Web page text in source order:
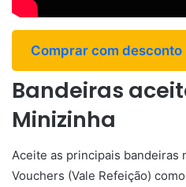
Comprar com desconto
Bandeiras
Minizinha
Aceite as principais bandeiras
Vouchers (Vale Refeição)